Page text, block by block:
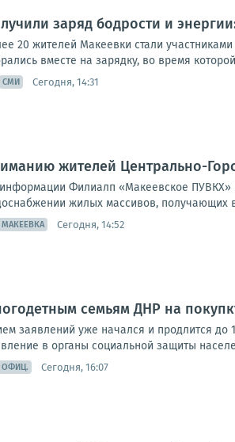
заряд бодрости и
20 жителей Макеевки стали
вместе на зарядку, во время
СМИ Сегодня, 14:31
жителей Центрально-
Филиалп «Макеевское ПУВКХ»
жилых массивов, получающих
МАКЕЕВКА Сегодня, 14:52
семьям ДНР на
заявлений уже начался и продлится
в органы социальной защиты
ОФИЦ. Сегодня, 16:07